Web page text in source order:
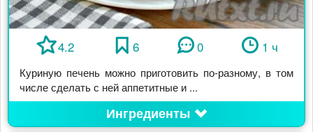
4.2 6 0 1 ч
Куриную печень можно приготовить по-разному, в том
числе сделать с ней аппетитные и ...
Ингредиенты